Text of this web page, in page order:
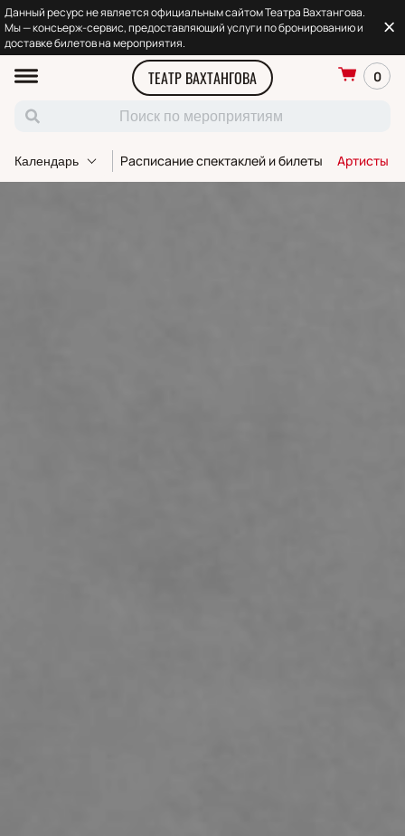
Данный ресурс не является официальным сайтом Театра Вахтангова.
Мы — консьерж-сервис, предоставляющий услуги по бронированию и
доставке билетов на мероприятия.
ТЕАТР ВАХТАНГОВА 0
Календарь Расписание спектаклей и билеты Артисты